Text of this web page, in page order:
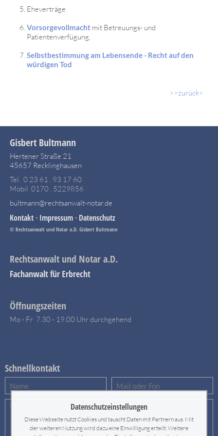
Eheverträge
Vorsorgevollmacht mit Betreuungs- und
Patientenverfügung,
Selbstbestimmung am Lebensende - Recht auf den
würdigen Tod
>>zurück<
Gisbert Bultmann
Hertener Straße 21
45657 Recklinghausen
Tel. 0 23 61 . 93 17 60
Mobil 0170 . 5229856
bultmann@rechtsanwalt-notar.de
Kontakt · Impressum · Datenschutz
© Rechtsanwalt und Notar a.D. Gisbert Bultmann
Rechtsanwalt und Notar a.D.
Fachanwalt für Erbrecht
Öffnungszeiten
Mo - Fr 7.30 - 19.00 Uhr durchgehend
Schnellkontakt
Datenschutzeinstellungen
Diese Webseite nutzt Cookies und tauscht Daten mit Partnern aus. Mit
der weiteren Nutzung wird dazu eine Einwilligung erteilt. Weitere